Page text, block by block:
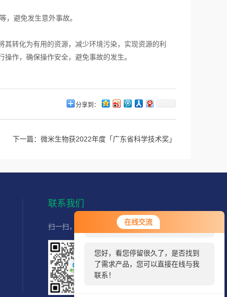
在线交流
您好！欢迎前来咨询，很高兴为您
服务，请问您要咨询什么问题呢？
您好，看您停留很久了，是否找到
了需求产品，您可以直接在线与我
联系！
避免发生意外事故。
转化为有用的资源，减少环境污染，实现资源的利
作，确保操作安全，避免事故的发生。
分享到：
下一篇： 微米生物获2022年度「广东省科学技术奖」
联系我们
扫一扫，直接联系我们,快速获取服务